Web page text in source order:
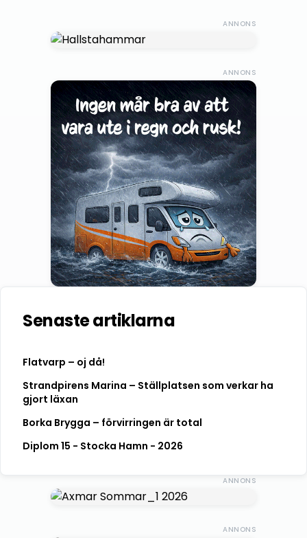
ANNONS
ANNONS
Senaste artiklarna
Flatvarp – oj då!
Strandpirens Marina – Ställplatsen som verkar ha
gjort läxan
Borka Brygga – förvirringen är total
Diplom 15 - Stocka Hamn - 2026
ANNONS
ANNONS